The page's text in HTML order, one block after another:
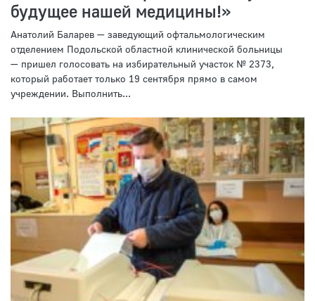
будущее нашей медицины!»
Анатолий Баларев — заведующий офтальмологическим
отделением Подольской областной клинической больницы
— пришел голосовать на избирательный участок № 2373,
который работает только 19 сентября прямо в самом
учреждении. Выполнить...